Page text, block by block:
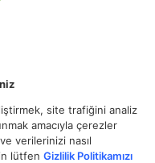
site trafiğini analiz
amacıyla çerezler
verilerinizi nasıl
lütfen Gizlilik Politikamızı